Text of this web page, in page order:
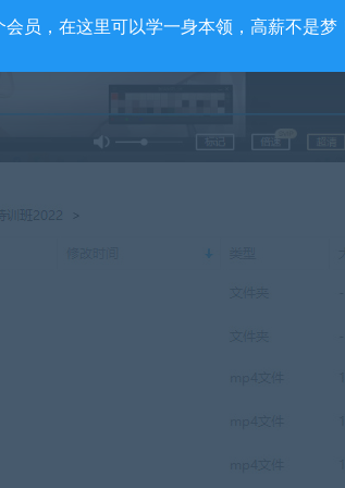
会员，在这里可以学一身本领，高薪不是梦